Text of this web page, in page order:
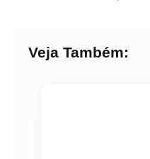
Veja Também: